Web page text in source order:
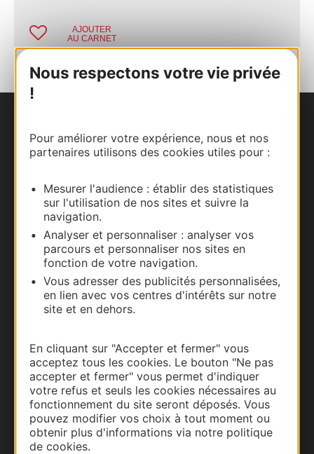
Nous respectons votre vie privée
!
Pour améliorer votre expérience, nous et nos
partenaires utilisons des cookies utiles pour :
Mesurer l'audience : établir des statistiques
sur l'utilisation de nos sites et suivre la
navigation.
Analyser et personnaliser : analyser vos
parcours et personnaliser nos sites en
fonction de votre navigation.
Vous adresser des publicités personnalisées,
en lien avec vos centres d'intérêts sur notre
site et en dehors.
En cliquant sur "Accepter et fermer" vous
acceptez tous les cookies. Le bouton "Ne pas
accepter et fermer" vous permet d'indiquer
votre refus et seuls les cookies nécessaires au
fonctionnement du site seront déposés. Vous
pouvez modifier vos choix à tout moment ou
obtenir plus d'informations via notre politique
de cookies.
AJOUTER
AU CARNET
Carte interactive
Documentation
Thermalisme
Business/Mice
Pros d'Occitanie
Site presse et d'influence
Voyagistes